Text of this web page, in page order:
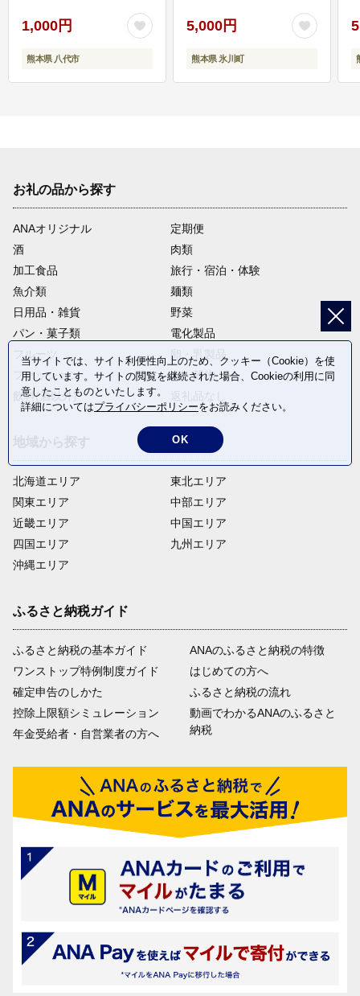
1,000円
熊本県 八代市
5,000円
熊本県 氷川町
お礼の品から探す
ANAオリジナル
定期便
酒
肉類
加工食品
旅行・宿泊・体験
魚介類
麺類
日用品・雑貨
野菜
パン・菓子類
電化製品
フルーツ
卵・乳製品
ファッション
米・穀物
飲料(酒以外)
北海道エリア
関東エリア
近畿エリア
四国エリア
沖縄エリア
東北エリア
中部エリア
中国エリア
九州エリア
ふるさと納税ガイド
ふるさと納税の基本ガイド
ワンストップ特例制度ガイド
確定申告のしかた
控除上限額シミュレーション
年金受給者・自営業者の方へ
ANAのふるさと納税の特徴
はじめての方へ
ふるさと納税の流れ
動画でわかるANAのふるさと
納税
当サイトでは、サイト利便性向上のため、クッキー（Cookie）を使
用しています。サイトの閲覧を継続された場合、Cookieの利用に同
意したことものといたします。
詳細についてはプライバシーポリシーをお読みください。
OK